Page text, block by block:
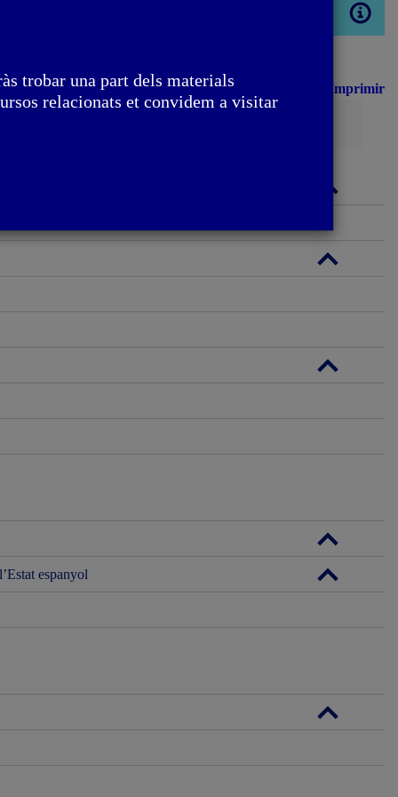
Obrir
modal
Imprimir
espanyol
trobar una part dels materials
relacionats et convidem a visitar